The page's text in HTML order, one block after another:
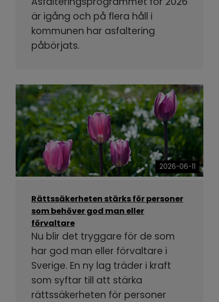
är igång och på flera håll i
kommunen har asfaltering
påbörjats.
2026-06-11
Rättssäkerheten stärks för personer
som behöver god man eller
förvaltare
Nu blir det tryggare för de som
har god man eller förvaltare i
Sverige. En ny lag träder i kraft
som syftar till att stärka
rättssäkerheten för personer